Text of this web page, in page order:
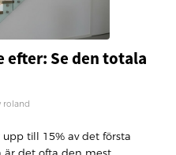
efter: Se den totala
roland
till 15% av det första